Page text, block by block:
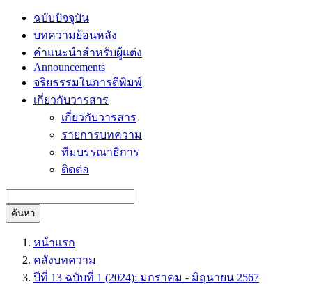
ฉบับปัจจุบัน
บทความย้อนหลัง
คำแนะนำสำหรับผู้แต่ง
Announcements
จริยธรรมในการตีพิมพ์
เกี่ยวกับวารสาร
เกี่ยวกับวารสาร
รายการบทความ
ทีมบรรณาธิการ
ติดต่อ
ค้นหา
หน้าแรก
คลังบทความ
ปีที่ 13 ฉบับที่ 1 (2024): มกราคม - มิถุนายน 2567